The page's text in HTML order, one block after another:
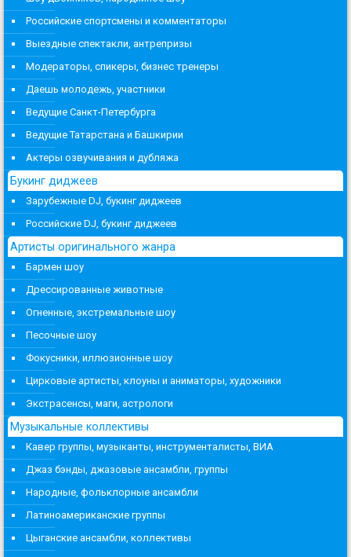
Российские спортсмены и комментаторы
Выездные спектакли, антрепризы
Модераторы, спикеры, бизнес тренеры
Даешь молодежь, участники
Ведущие Санкт-Петербурга
Ведущие Татарстана и Башкирии
Актеры озвучивания и дубляжа
Букинг диджеев
Зарубежные DJ, букинг диджеев
Российские DJ, букинг диджеев
Артисты оригинального жанра
Бармен шоу
Дрессированные животные
Огненные, экстремальные шоу
Песочные шоу
Фокусники, иллюзионные шоу
Цирковые артисты, клоуны и аниматоры, художники
Экстрасенсы, маги, астрологи
Музыкальные коллективы
Кавер группы, музыканты, инструменталисты, ВИА
Джаз бэнды, джазовые ансамбли, группы
Народные, фольклорные ансамбли
Латиноамериканские группы
Цыганские ансамбли, коллективы